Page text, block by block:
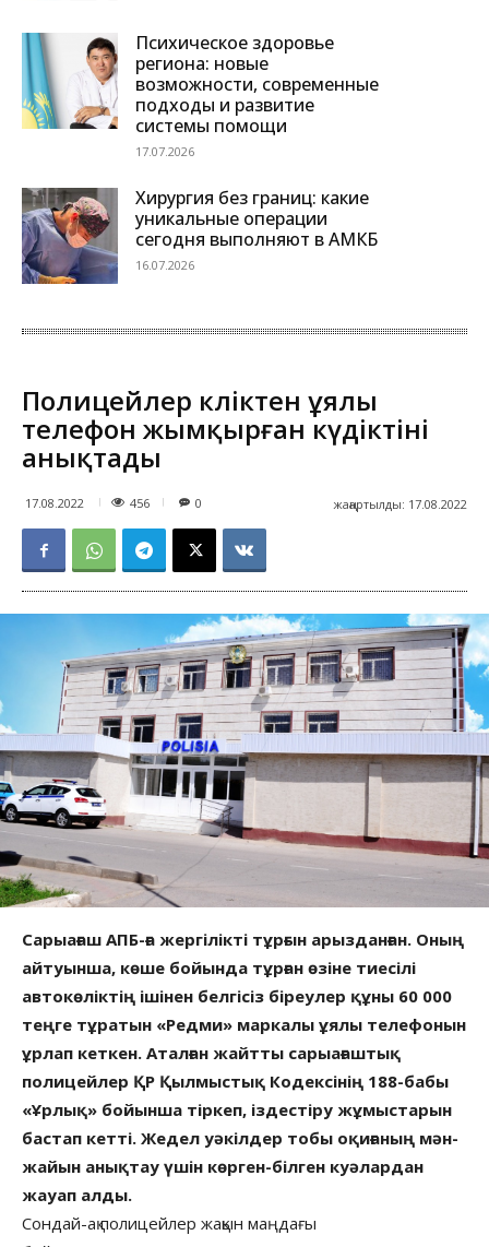
Психическое здоровье
региона: новые
возможности, современные
подходы и развитие
системы помощи
17.07.2026
Хирургия без границ: какие
уникальные операции
сегодня выполняют в АМКБ
16.07.2026